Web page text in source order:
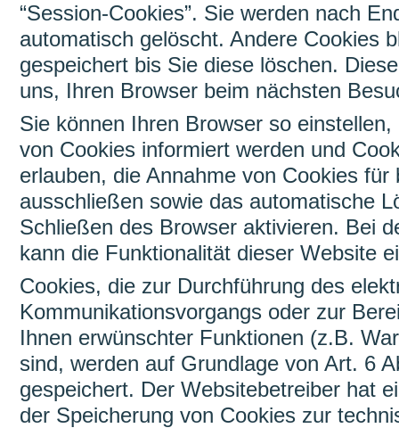
“Session-Cookies”. Sie werden nach
automatisch gelöscht. Andere Cookies
gespeichert bis Sie diese löschen.
uns, Ihren Browser beim nächsten
Sie können Ihren Browser so
von Cookies informiert werden und
erlauben, die Annahme von Cookies
ausschließen sowie das automatische
Schließen des Browser aktivieren. Bei
kann die Funktionalität dieser Website
Cookies, die zur Durchführung des
Kommunikationsvorgangs oder zur
Ihnen erwünschter Funktionen (z.B.
sind, werden auf Grundlage von Art. 6
gespeichert. Der Websitebetreiber hat
der Speicherung von Cookies zur